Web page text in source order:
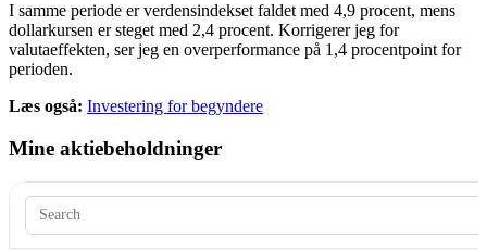
I samme periode er verdensindekset faldet med 4,9 procent, mens
dollarkursen er steget med 2,4 procent. Korrigerer jeg for
valutaeffekten, ser jeg en overperformance på 1,4 procentpoint for
perioden.
Læs også: Investering for begyndere
Mine aktiebeholdninger